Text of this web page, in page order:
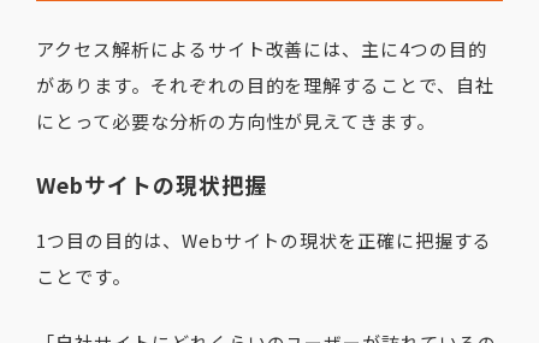
アクセス解析によるサイト改善には、主に4つの目的
があります。それぞれの目的を理解することで、自社
にとって必要な分析の方向性が見えてきます。
Webサイトの現状把握
1つ目の目的は、Webサイトの現状を正確に把握する
ことです。